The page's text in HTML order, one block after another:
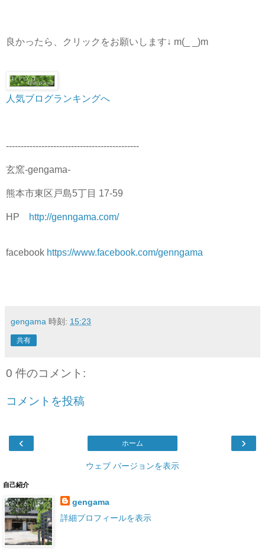
良かったら、クリックをお願いします↓ m(_ _)m
人気ブログランキングへ
---------------------------------------------
玄窯-gengama-
熊本市東区戸島5丁目 17-59
HP http://genngama.com/
facebook https://www.facebook.com/genngama
gengama 時刻: 15:23
共有
0 件のコメント:
コメントを投稿
‹ ›
ホーム
ウェブ バージョンを表示
自己紹介
gengama
詳細プロフィールを表示